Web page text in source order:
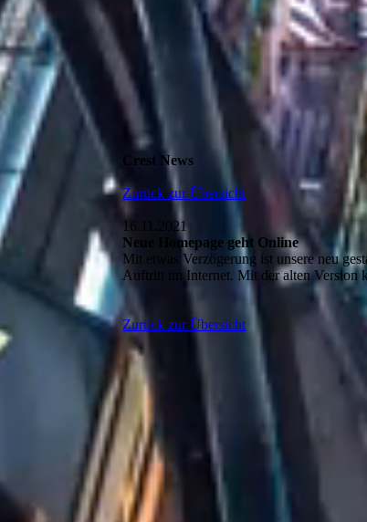
Crest News
Zurück zur Übersicht
16.11.2021
Neue Homepage geht Online
Mit etwas Verzögerung ist unsere neu
Auftritt im Internet. Mit der alten Version
Zurück zur Übersicht